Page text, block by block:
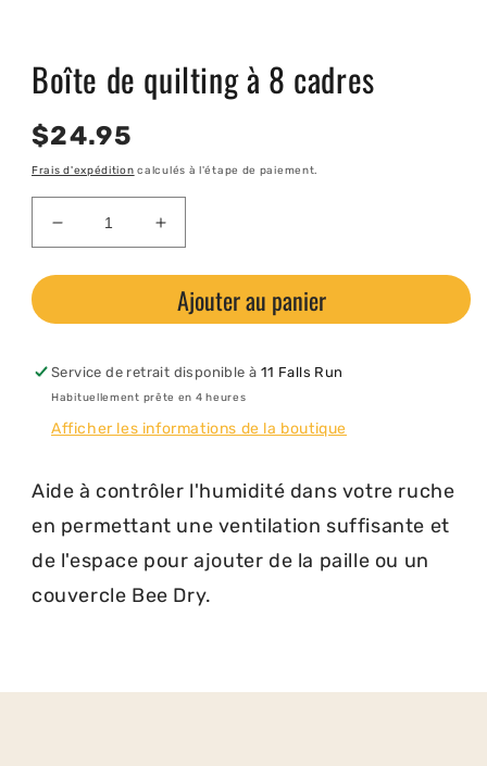
média
1
dans
fenêtre
modale
Boîte de quilting à 8 cadres
Prix
habituel
$24.95
Frais d'expédition calculés à l'étape de paiement.
Réduire
la
quantité
Boîte
quilting
à
cadres
Augmenter
la
quantité
de
Boîte
quilting
à
cadres
Ajouter au panier
Service de retrait disponible à 11 Falls Run
Habituellement prête en 4 heures
Afficher les informations de la boutique
Aide à contrôler l'humidité dans votre ruche
en permettant une ventilation suffisante et
de l'espace pour ajouter de la paille ou un
couvercle Bee Dry.